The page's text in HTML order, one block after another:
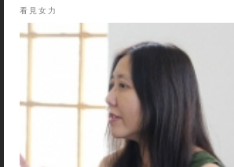
看見女力